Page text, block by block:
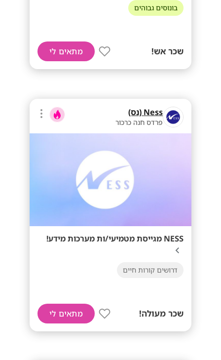
בונוסים גבוהים
שכר אש! מתאים לי
Ness (נס)
פרדס חנה כרכור
NESS מגייסת מטמיעי/ות מערכות מידע!
דרושים קורות חיים
שכר מעולה! מתאים לי